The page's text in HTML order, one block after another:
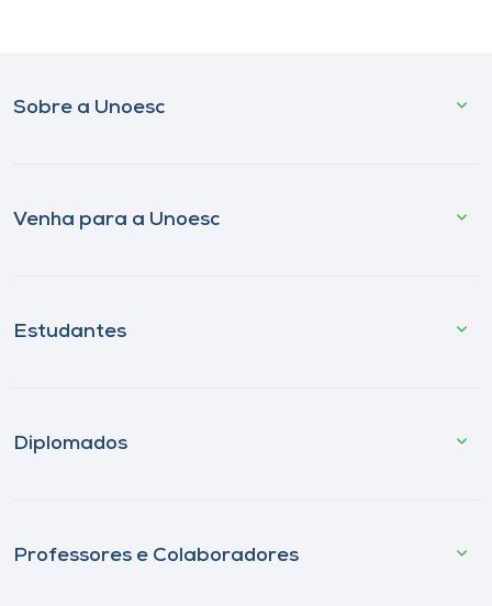
Sobre a Unoesc
Venha para a Unoesc
Estudantes
Diplomados
Professores e Colaboradores